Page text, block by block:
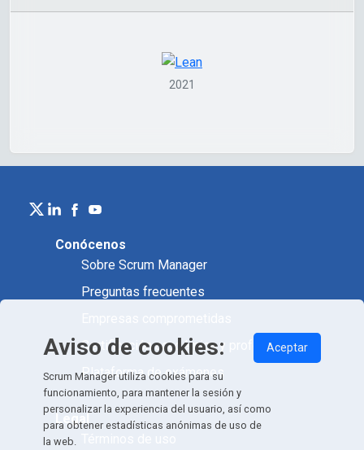
2021
Conócenos
Sobre Scrum Manager
Preguntas frecuentes
Certificación académica y profesional
Plataforma de exámenes
Legal
Aviso de cookies:
Scrum Manager utiliza cookies para su
funcionamiento, para mantener la sesión y
personalizar la experiencia del usuario, así como
para obtener estadísticas anónimas de uso de
la web.
Aceptar